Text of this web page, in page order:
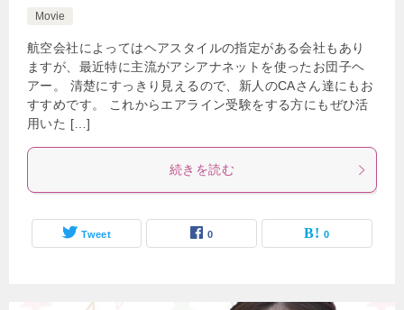
Movie
航空会社によってはヘアスタイルの指定がある会社もあり
ますが、最近特に主流がアシアナネットを使ったお団子ヘ
アー。 清楚にすっきり見えるので、新人のCAさん達にもお
すすめです。 これからエアライン受験をする方にもぜひ活
用いた […]
続きを読む
Tweet 0 0